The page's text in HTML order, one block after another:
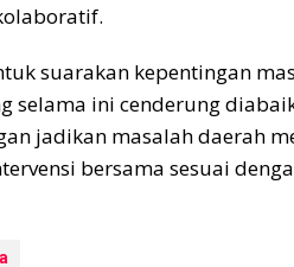
suarakan kepentingan
selama ini cenderung
jadikan masalah daerah
bersama sesuai